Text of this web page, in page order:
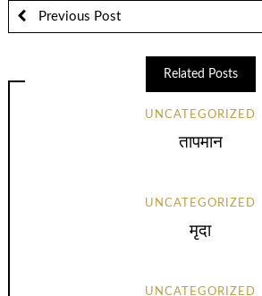
Previous Post
Related Posts
UNCATEGORIZED
तापमान
UNCATEGORIZED
मृदा
UNCATEGORIZED